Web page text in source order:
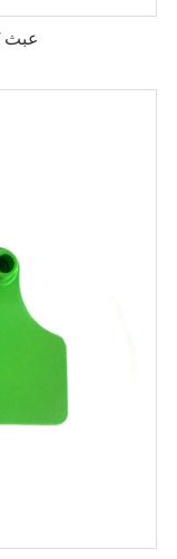
75 مم علامة الماشية Uhf عبث